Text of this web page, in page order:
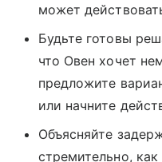
может
Будьте готовы
что Овен хочет
предложите
или начните
Объясняйте
стремительно,